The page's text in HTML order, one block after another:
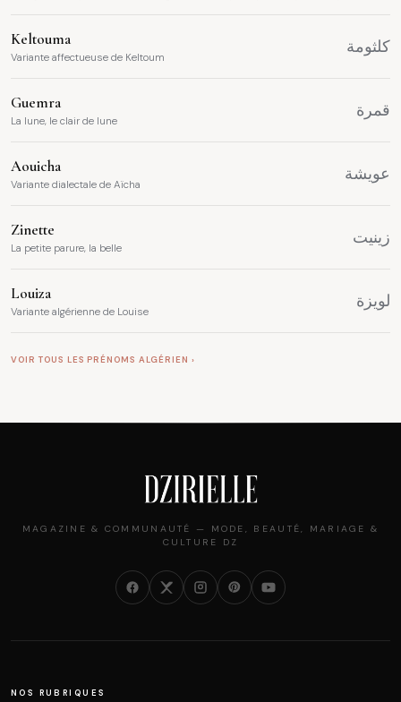
d'une grande tendresse.
Keltouma
Variante affectueuse de Keltoum
كلثومة
Guemra
La lune, le clair de lune
قمرة
Aouicha
Variante dialectale de Aïcha
عويشة
Zinette
La petite parure, la belle
زينيت
Louiza
Variante algérienne de Louise
لويزة
VOIR TOUS LES PRÉNOMS ALGÉRIEN ›
MAGAZINE & COMMUNAUTÉ — MODE, BEAUTÉ, MARIAGE &
CULTURE DZ
NOS RUBRIQUES